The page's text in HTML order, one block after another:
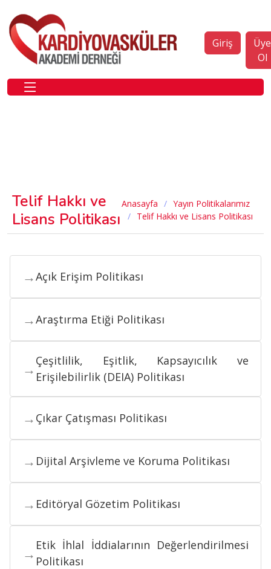
Giriş
Üye
Ol
Telif Hakkı ve
Lisans Politikası
Anasayfa
Yayın Politikalarımız
Telif Hakkı ve Lisans Politikası
→Açık Erişim Politikası
→Araştırma Etiği Politikası
→ Çeşitlilik, Eşitlik, Kapsayıcılık ve
Erişilebilirlik (DEIA) Politikası
→ Çıkar Çatışması Politikası
→ Dijital Arşivleme ve Koruma Politikası
→ Editöryal Gözetim Politikası
→ Etik İhlal İddialarının Değerlendirilmesi
Politikası